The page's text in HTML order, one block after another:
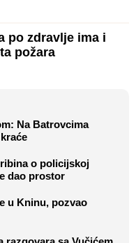
po zdravlje ima i
požara
Na Batrovcima
o policijskoj
dao prostor
u Kninu, pozvao